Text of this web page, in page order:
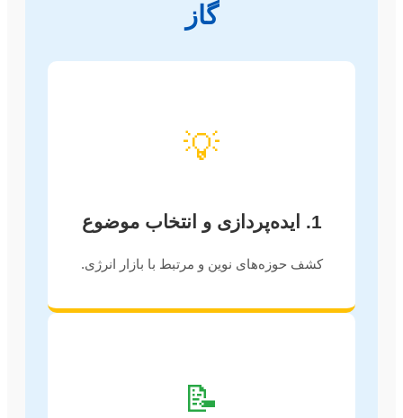
گاز
💡
1. ایده‌پردازی و انتخاب موضوع
کشف حوزه‌های نوین و مرتبط با بازار انرژی.
📝